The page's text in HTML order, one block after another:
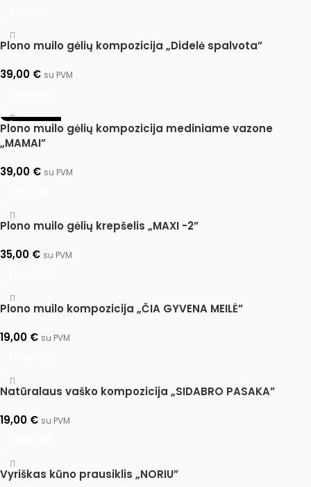
Plono muilo gėlių kompozicija „Didelė spalvota”
39,00 € su PVM
IŠPARDUOTA
Plono muilo gėlių kompozicija mediniame vazone
„MAMAI”
39,00 € su PVM
Plono muilo gėlių krepšelis „MAXI -2”
35,00 € su PVM
Plono muilo kompozicija „ČIA GYVENA MEILĖ”
19,00 € su PVM
Natūralaus vaško kompozicija „SIDABRO PASAKA”
19,00 € su PVM
Vyriškas kūno prausiklis „NORIU”